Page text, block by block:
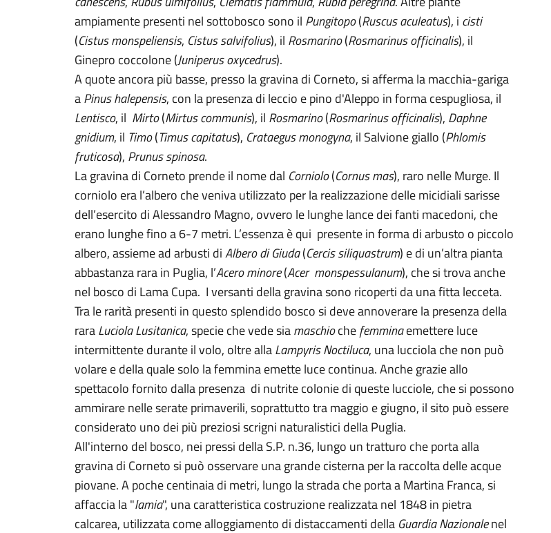
ampiamente presenti nel sottobosco sono il Pungitopo(Ruscus aculeatus), i cisti
(Cistus monspeliensis, Cistus salvifolius), il Rosmarino(Rosmarinus officinalis), il
Ginepro coccolone (Juniperus oxycedrus).
A quote ancora più basse, presso la gravina di Corneto, si afferma la macchia-gariga
aPinus halepensis, con la presenza di leccio e pino d'Aleppo in forma cespugliosa, il
Lentisco, il Mirto(Mirtus communis), il Rosmarino(Rosmarinus officinalis), Daphne
gnidium, il Timo(Timus capitatus), Crataegus monogyna, il Salvione giallo (Phlomis
fruticosa), Prunus spinosa.
La gravina di Corneto prende il nome dal Corniolo(Cornus mas), raro nelle Murge. Il
corniolo era l’albero che veniva utilizzato per la realizzazione delle micidiali sarisse
dell’esercito di Alessandro Magno, ovvero le lunghe lance dei fanti macedoni, che
erano lunghe fino a 6-7 metri. L’essenza è qui presente in forma di arbusto o piccolo
albero, assieme ad arbusti diAlbero di Giuda(Cercis siliquastrum) e di un’altra pianta
abbastanza rara in Puglia, l’Acero minore(Acer monspessulanum), che si trova anche
nel bosco di Lama Cupa. I versanti della gravina sono ricoperti da una fitta lecceta.
Tra le rarità presenti in questo splendido bosco si deve annoverare la presenza della
raraLuciola Lusitanica, specie che vede siamaschiochefemminaemettere luce
intermittente durante il volo, oltre allaLampyris Noctiluca, una lucciola che non può
volare e della quale solo la femmina emette luce continua. Anche grazie allo
spettacolo fornito dalla presenza di nutrite colonie di queste lucciole, che si possono
ammirare nelle serate primaverili, soprattutto tra maggio e giugno, il sito può essere
considerato uno dei più preziosi scrigni naturalistici della Puglia.
All'interno del bosco, nei pressi della S.P. n.36, lungo un tratturo che porta alla
gravina di Corneto si può osservare una grande cisterna per la raccolta delle acque
piovane. A poche centinaia di metri, lungo la strada che porta a Martina Franca, si
affaccia la "lamia", una caratteristica costruzione realizzata nel 1848 in pietra
calcarea, utilizzata come alloggiamento di distaccamenti della Guardia Nazionalenel